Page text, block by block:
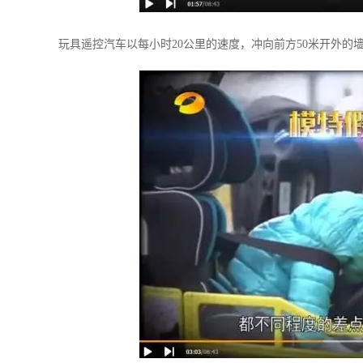
玩具遥控汽车以每小时20公里的速度，冲向前方50米开外的